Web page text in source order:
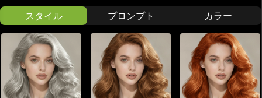
スタイル プロンプト カラー